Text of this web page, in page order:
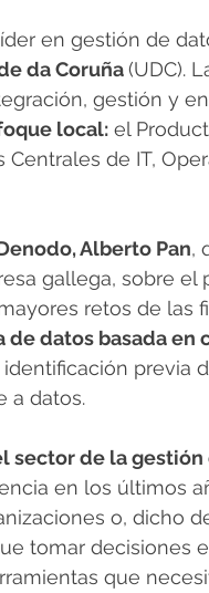
en gestión de
da Coruña (UDC).
gestión y
local: el
de IT,
Alberto Pan,
gallega, sobre
retos de las
datos basada en
previa
a datos.
sector de la
en los últimos
o, dicho
tomar decisiones
que